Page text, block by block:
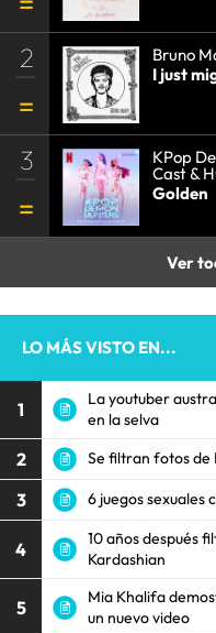
2
Bruno
I just
3 KPop
Cast &
Golden
Ver
LO MÁS VISTO EN...
1
La youtuber
en la selva
2 Se filtran fotos de
3 6 juegos sexuales
4
10 años después
Kardashian
5
Mia Khalifa
un nuevo video